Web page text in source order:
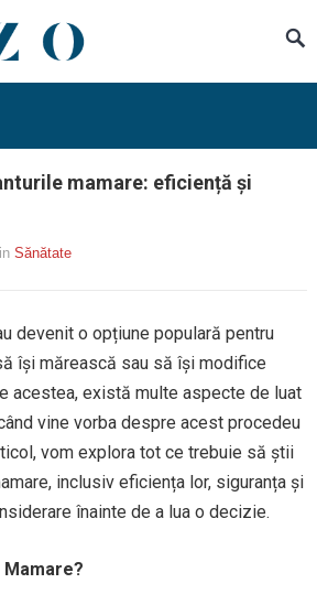
mamare: eficiență și
in Sănătate
devenit o opțiune populară pentru
își mărească sau să își modifice
acestea, există multe aspecte de luat
vine vorba despre acest procedeu
vom explora tot ce trebuie să știi
inclusiv eficiența lor, siguranța și
înainte de a lua o decizie.